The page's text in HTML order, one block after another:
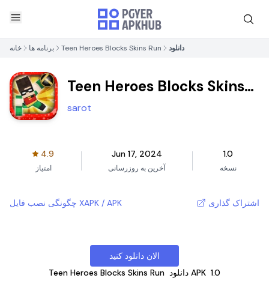
خانه برنامه ها Teen Heroes Blocks Skins Run دانلود
Teen Heroes Blocks Skins
Run
sarot
4.9
امتیاز
Jun 17, 2024
آخرین به روزرسانی
1.0
نسخه
چگونگی نصب فایل XAPK / APK اشتراک گذاری
الان دانلود کنید
Teen Heroes Blocks Skins Run
دانلود APK 1.0